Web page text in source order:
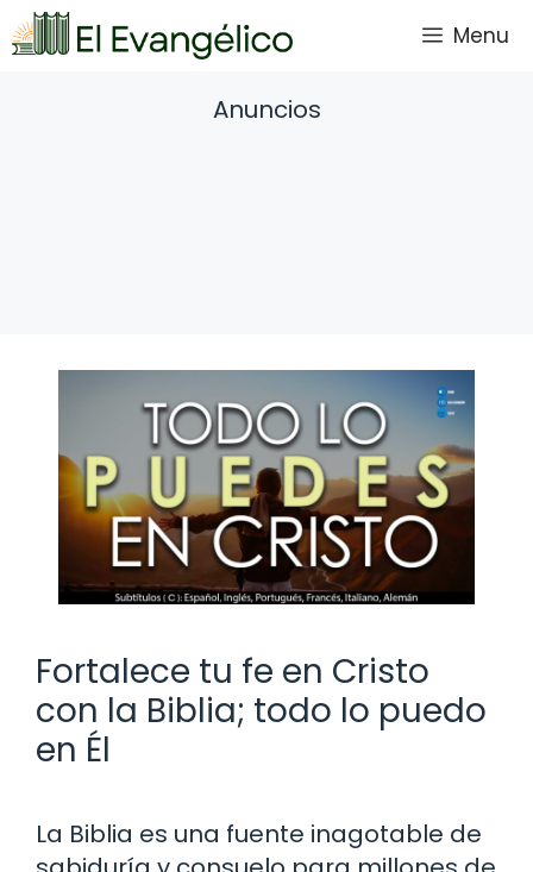
Saltar
al
Menu
Anuncios
Fortalece tu fe en Cristo
con la Biblia; todo lo puedo
en Él
La Biblia es una fuente inagotable de